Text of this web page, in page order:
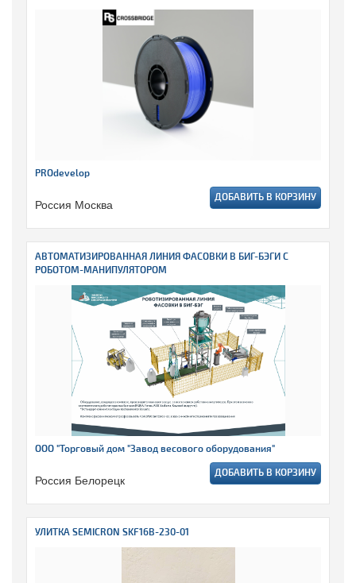
PROdevelop
Россия Москва ДОБАВИТЬ В КОРЗИНУ
АВТОМАТИЗИРОВАННАЯ ЛИНИЯ ФАСОВКИ В БИГ-БЭГИ С
РОБОТОМ-МАНИПУЛЯТОРОМ
ООО "Торговый дом "Завод весового оборудования"
Россия Белорецк ДОБАВИТЬ В КОРЗИНУ
УЛИТКА SEMICRON SKF16B-230-01